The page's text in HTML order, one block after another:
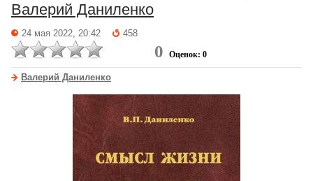
Валерий Даниленко
24 мая 2022, 20:42 458
0 Оценок: 0
Валерий Даниленко